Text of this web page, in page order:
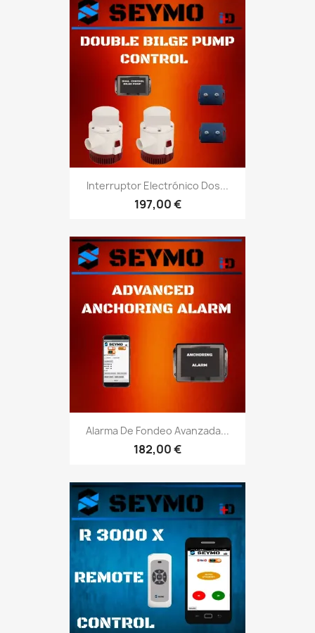
Interruptor Electrónico Dos...
197,00 €
Alarma De Fondeo Avanzada...
182,00 €